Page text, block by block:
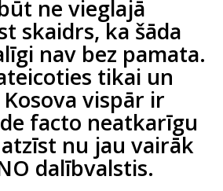
ne vieglajā
skaidrs, ka šāda
nav bez pamata.
tikai un
vispār ir
facto neatkarīgu
nu jau vairāk
dalībvalstis.